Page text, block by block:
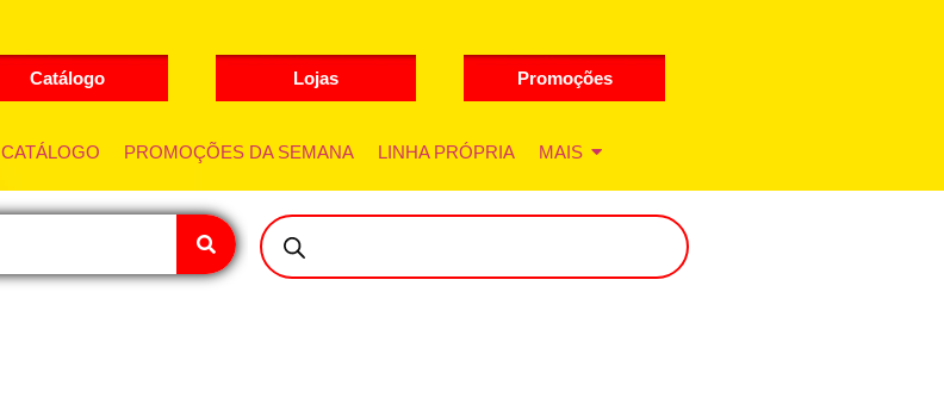
Catálogo Lojas Promoções
CATÁLOGO PROMOÇÕES DA SEMANA LINHA PRÓPRIA MAIS